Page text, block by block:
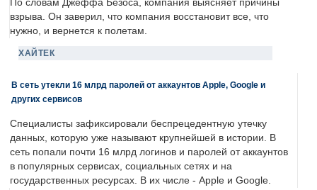
По словам Джеффа Безоса, компания выясняет причины
взрыва. Он заверил, что компания восстановит все, что
нужно, и вернется к полетам.
ХАЙТЕК
В сеть утекли 16 млрд паролей от аккаунтов Apple, Google и
других сервисов
Специалисты зафиксировали беспрецедентную утечку
данных, которую уже называют крупнейшей в истории. В
сеть попали почти 16 млрд логинов и паролей от аккаунтов
в популярных сервисах, социальных сетях и на
государственных ресурсах. В их числе - Apple и Google.